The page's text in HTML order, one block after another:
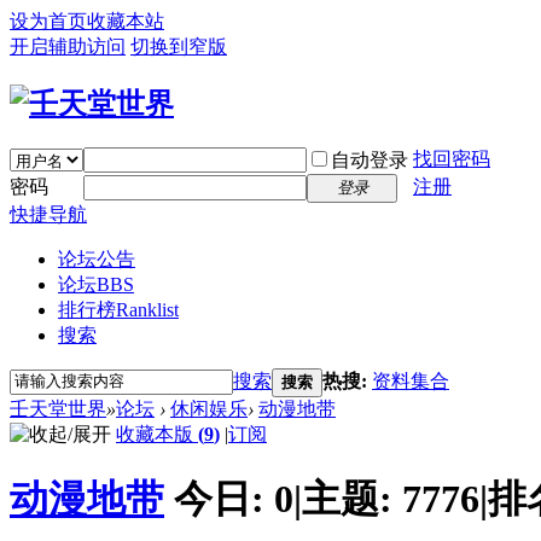
设为首页收藏本站
开启辅助访问 切换到窄版
自动登录 找回密码
密码
登录
注册
快捷导航
论坛公告
论坛BBS
排行榜Ranklist
搜索
搜索 搜索 热搜: 资料集合
壬天堂世界»论坛 › 休闲娱乐› 动漫地带
收藏本版 (9) |订阅
动漫地带 今日: 0|主题: 7776|排